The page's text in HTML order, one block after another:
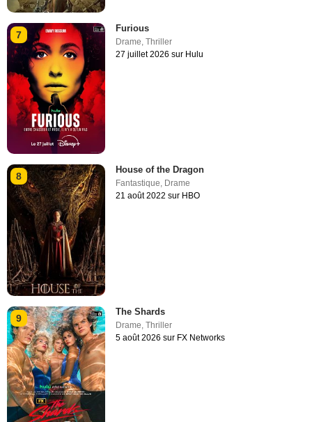
7
Furious
Drame,Thriller
27 juillet 2026 sur Hulu
8
House of the Dragon
Fantastique, Drame
21 août 2022 sur HBO
9
The Shards
Drame ,Thriller
5 août 2026 sur FX Networks